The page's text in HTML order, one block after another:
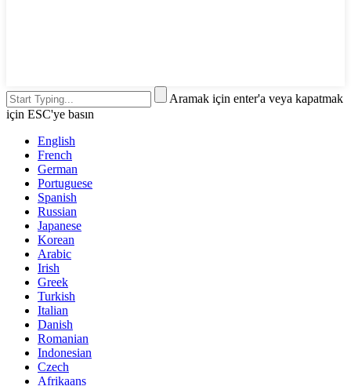
Aramak için enter'a veya kapatmak
için ESC'ye basın
English
French
German
Portuguese
Spanish
Russian
Japanese
Korean
Arabic
Irish
Greek
Turkish
Italian
Danish
Romanian
Indonesian
Czech
Afrikaans